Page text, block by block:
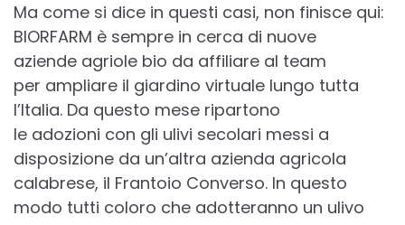
Ma come si dice in questi casi, non finisce qui:
BIORFARM è sempre in cerca di nuove
aziende agriole bio ​da affiliare al team
per ampliare il giardino virtuale lungo tutta
l’Italia. Da questo mese ripartono
le adozioni con gli ulivi secolari messi a
disposizione da un’altra azienda agricola
calabrese, il Frantoio Converso. In questo
modo tutti coloro che adotteranno un ulivo